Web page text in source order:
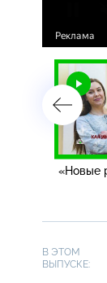
«Новые
В ЭТОМ
ВЫПУСКЕ: